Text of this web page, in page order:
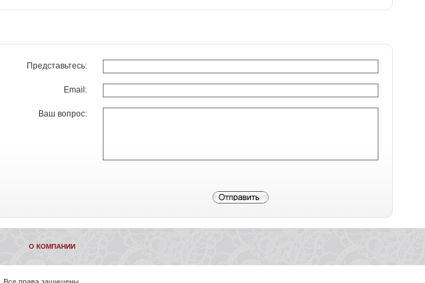
Представьтесь:
Email:
Ваш вопрос:
О КОМПАНИИ